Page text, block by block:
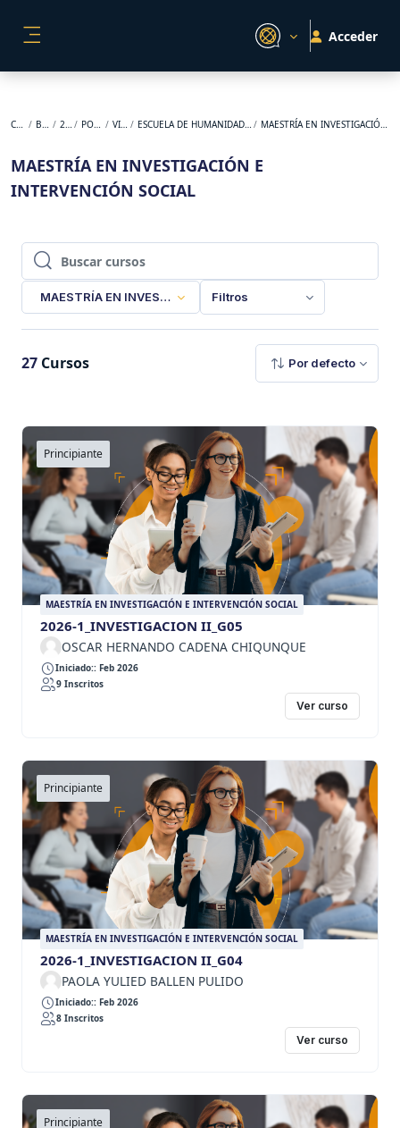
Acceder
Cursos BACKUP 2026-1 POSGRADO VIRTUAL ESCUELA DE HUMANIDADES Y ESTUDIOS SOCIALES MAESTRÍA EN INVESTIGACIÓN E INTERVENCIÓN SOCIAL
MAESTRÍA EN INVESTIGACIÓN E
INTERVENCIÓN SOCIAL
Buscar cursos
Buscar cursos
MAESTRÍA EN INVESTIGACIÓN E INTERVENCIÓN SOCIAL
Filtros
27 Cursos Por defecto
Principiante
MAESTRÍA EN INVESTIGACIÓN E INTERVENCIÓN SOCIAL
2026-1_INVESTIGACION II_G05
OSCAR HERNANDO CADENA CHIQUNQUE
Iniciado:: Feb 2026
9 Inscritos
Ver curso
Principiante
MAESTRÍA EN INVESTIGACIÓN E INTERVENCIÓN SOCIAL
2026-1_INVESTIGACION II_G04
PAOLA YULIED BALLEN PULIDO
Iniciado:: Feb 2026
8 Inscritos
Ver curso
Principiante